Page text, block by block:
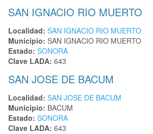
SAN IGNACIO RIO MUERTO
Localidad: SAN IGNACIO RIO MUERTO
Municipio: SAN IGNACIO RIO MUERTO
Estado: SONORA
Clave LADA: 643
SAN JOSE DE BACUM
Localidad: SAN JOSE DE BACUM
Municipio: BACUM
Estado: SONORA
Clave LADA: 643